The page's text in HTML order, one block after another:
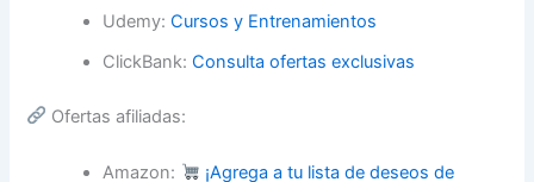
Udemy:Cursos y Entrenamientos
ClickBank:Consulta ofertas exclusivas
Ofertas afiliadas:
Amazon:
¡Agrega a tu lista de deseos de